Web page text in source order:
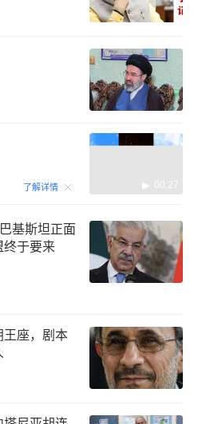
了解详情 00:27
基斯坦正面
终于要来
王座，剧本